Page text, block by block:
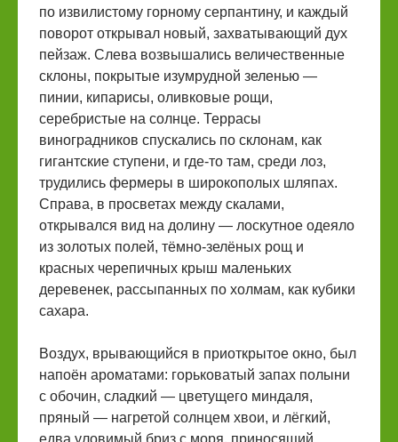
по извилистому горному серпантину, и каждый
поворот открывал новый, захватывающий дух
пейзаж. Слева возвышались величественные
склоны, покрытые изумрудной зеленью —
пинии, кипарисы, оливковые рощи,
серебристые на солнце. Террасы
виноградников спускались по склонам, как
гигантские ступени, и где-то там, среди лоз,
трудились фермеры в широкополых шляпах.
Справа, в просветах между скалами,
открывался вид на долину — лоскутное одеяло
из золотых полей, тёмно-зелёных рощ и
красных черепичных крыш маленьких
деревенек, рассыпанных по холмам, как кубики
сахара.
Воздух, врывающийся в приоткрытое окно, был
напоён ароматами: горьковатый запах полыни
с обочин, сладкий — цветущего миндаля,
пряный — нагретой солнцем хвои, и лёгкий,
едва уловимый бриз с моря, приносящий